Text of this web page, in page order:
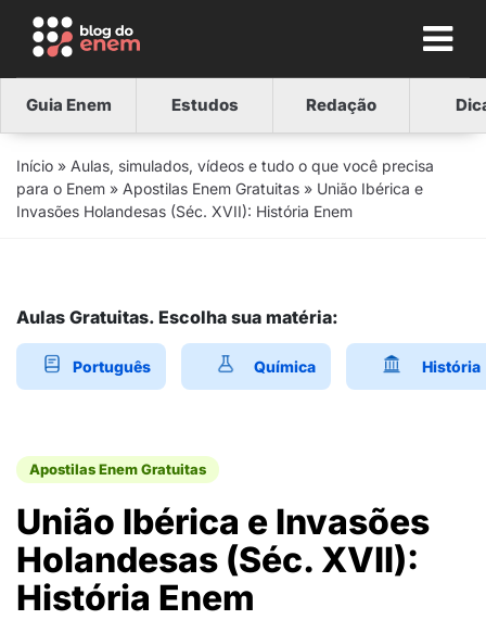
Guia Enem Estudos Redação
Início » Aulas, simulados, vídeos e tudo o que você precisa
para o Enem » Apostilas Enem Gratuitas » União Ibérica e
Invasões Holandesas (Séc. XVII): História Enem
Aulas Gratuitas. Escolha sua matéria:
Português Química História
Apostilas Enem Gratuitas
União Ibérica e Invasões
Holandesas (Séc. XVII):
História Enem